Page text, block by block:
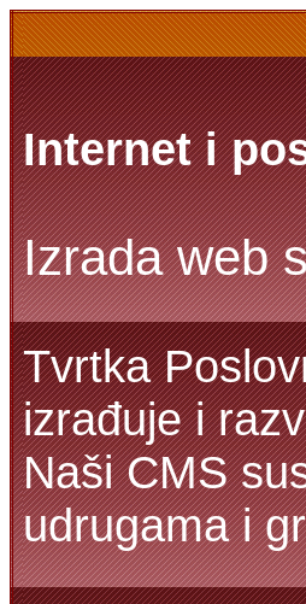
Internet i
Izrada web
Tvrtka
izrađuje i
Naši CMS
udrugama i